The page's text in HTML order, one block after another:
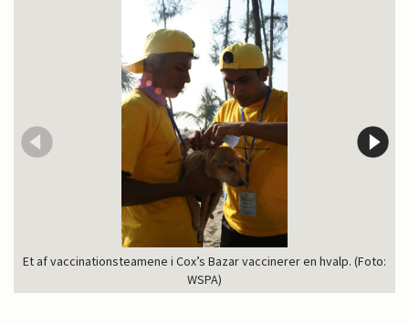
Et af vaccinationsteamene i Cox’s Bazar vaccinerer en hvalp. (Foto:
WSPA)